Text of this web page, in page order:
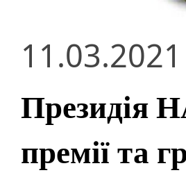
11.03.2021
Президія
премії та